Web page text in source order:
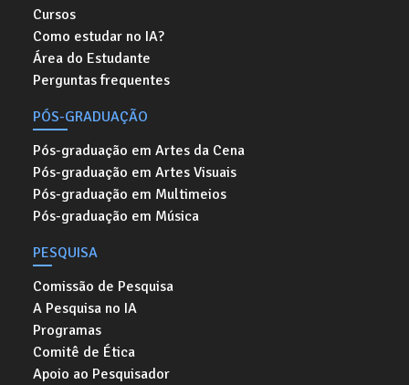
Cursos
Como estudar no IA?
Área do Estudante
Perguntas frequentes
PÓS-GRADUAÇÃO
Pós-graduação em Artes da Cena
Pós-graduação em Artes Visuais
Pós-graduação em Multimeios
Pós-graduação em Música
PESQUISA
Comissão de Pesquisa
A Pesquisa no IA
Programas
Comitê de Ética
Apoio ao Pesquisador